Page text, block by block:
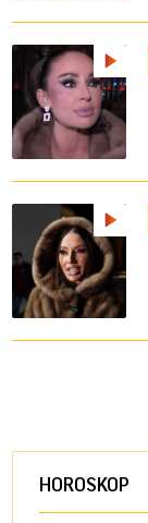
HOROSKOP